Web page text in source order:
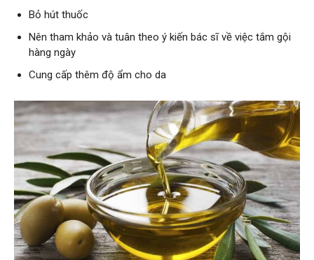
Bỏ hút thuốc
Nên tham khảo và tuân theo ý kiến bác sĩ về việc tắm gội
hàng ngày
Cung cấp thêm độ ẩm cho da